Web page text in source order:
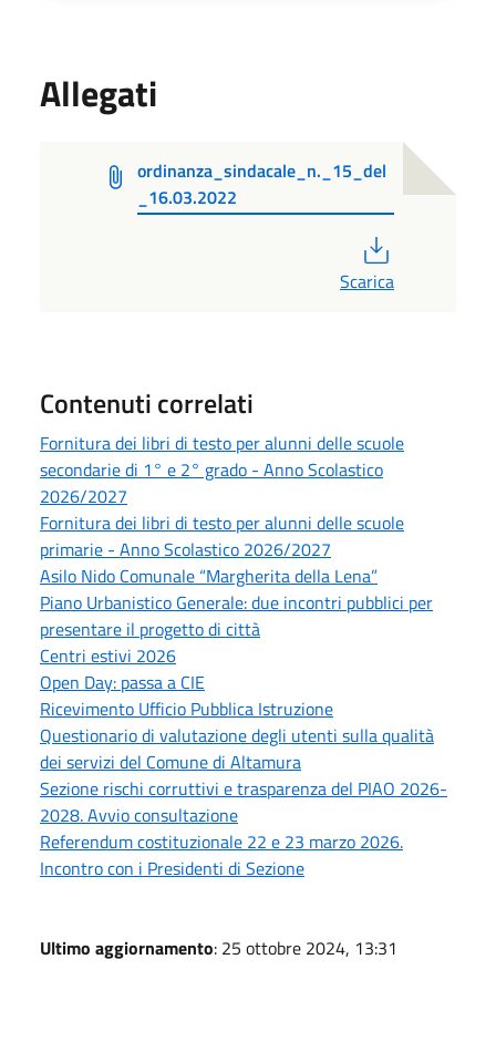
Allegati
ordinanza_sindacale_n._15_del
_16.03.2022
Scarica
Contenuti correlati
Fornitura dei libri di testo per alunni delle scuole
secondarie di 1° e 2° grado - Anno Scolastico
2026/2027
Fornitura dei libri di testo per alunni delle scuole
primarie - Anno Scolastico 2026/2027
Asilo Nido Comunale “Margherita della Lena”
Piano Urbanistico Generale: due incontri pubblici per
presentare il progetto di città
Centri estivi 2026
Open Day: passa a CIE
Ricevimento Ufficio Pubblica Istruzione
Questionario di valutazione degli utenti sulla qualità
dei servizi del Comune di Altamura
Sezione rischi corruttivi e trasparenza del PIAO 2026-
2028. Avvio consultazione
Referendum costituzionale 22 e 23 marzo 2026.
Incontro con i Presidenti di Sezione
Ultimo aggiornamento: 25 ottobre 2024, 13:31